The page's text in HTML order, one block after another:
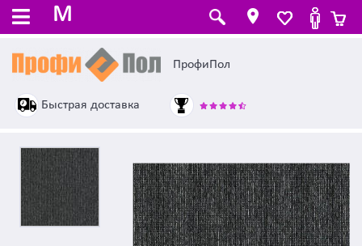
M
ПрофиПол
Быстрая доставка